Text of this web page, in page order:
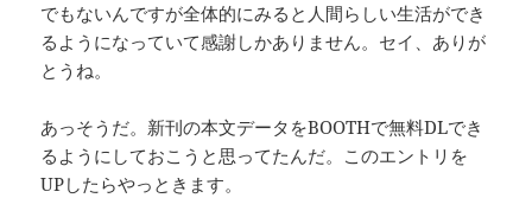
でもないんですが全体的にみると人間らしい生活ができ
るようになっていて感謝しかありません。セイ、ありが
とうね。
あっそうだ。新刊の本文データをBOOTHで無料DLでき
るようにしておこうと思ってたんだ。このエントリを
UPしたらやっときます。